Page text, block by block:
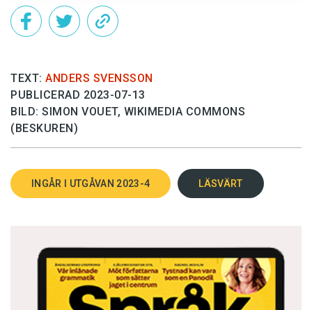
TEXT: ANDERS SVENSSON
PUBLICERAD 2023-07-13
BILD: SIMON VOUET, WIKIMEDIA COMMONS
(BESKUREN)
INGÅR I UTGÅVAN 2023-4 LÄSVÄRT